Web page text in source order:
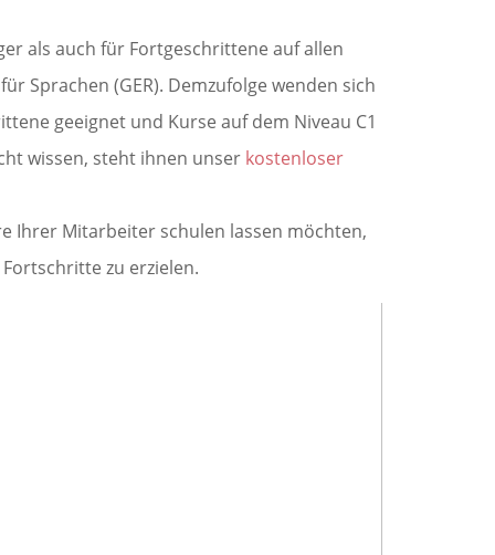
als auch für Fortgeschrittene auf allen
Sprachen (GER). Demzufolge wenden sich
geeignet und Kurse auf dem Niveau C1
wissen, steht ihnen unser kostenloser
Ihrer Mitarbeiter schulen lassen möchten,
zu erzielen.